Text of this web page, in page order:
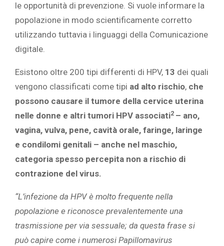
le opportunità di prevenzione. Si vuole informare la
popolazione in modo scientificamente corretto
utilizzando tuttavia i linguaggi della Comunicazione
digitale.
Esistono oltre 200 tipi differenti di HPV, 13 dei quali
vengono classificati come tipi ad alto rischio, che
possono causare il tumore della cervice uterina
nelle donne e altri tumori HPV associati2 – ano,
vagina, vulva, pene, cavità orale, faringe, laringe
e condilomi genitali – anche nel maschio,
categoria spesso percepita non a rischio di
contrazione del virus.
“L’infezione da HPV è molto frequente nella
popolazione e riconosce prevalentemente una
trasmissione per via sessuale; da questa frase si
può capire come i numerosi Papillomavirus